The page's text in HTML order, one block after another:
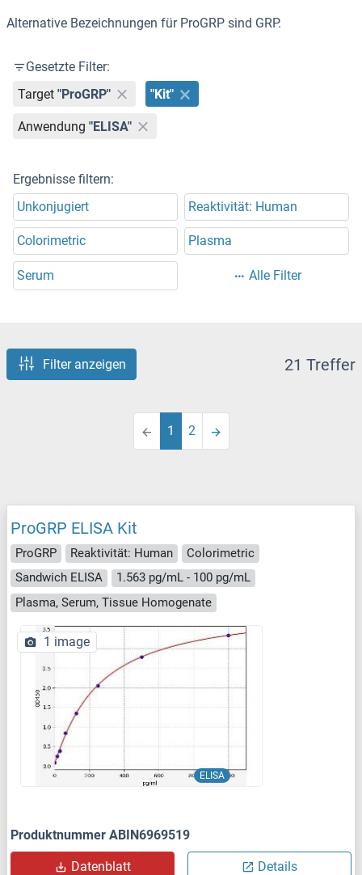
Alternative Bezeichnungen für ProGRP sind GRP.
Gesetzte Filter:
Target "ProGRP" "Kit"
Anwendung "ELISA"
Ergebnisse filtern:
Unkonjugiert
Reaktivität: Human
Colorimetric Plasma
Serum Alle Filter
Filter anzeigen 21 Treffer
1 2
ProGRP ELISA Kit
ProGRP Reaktivität: Human
Colorimetric
Sandwich ELISA
1.563 pg/mL - 100 pg/mL
Plasma, Serum, Tissue Homogenate
ELISA
1 image
Produktnummer ABIN6969519
Datenblatt Details